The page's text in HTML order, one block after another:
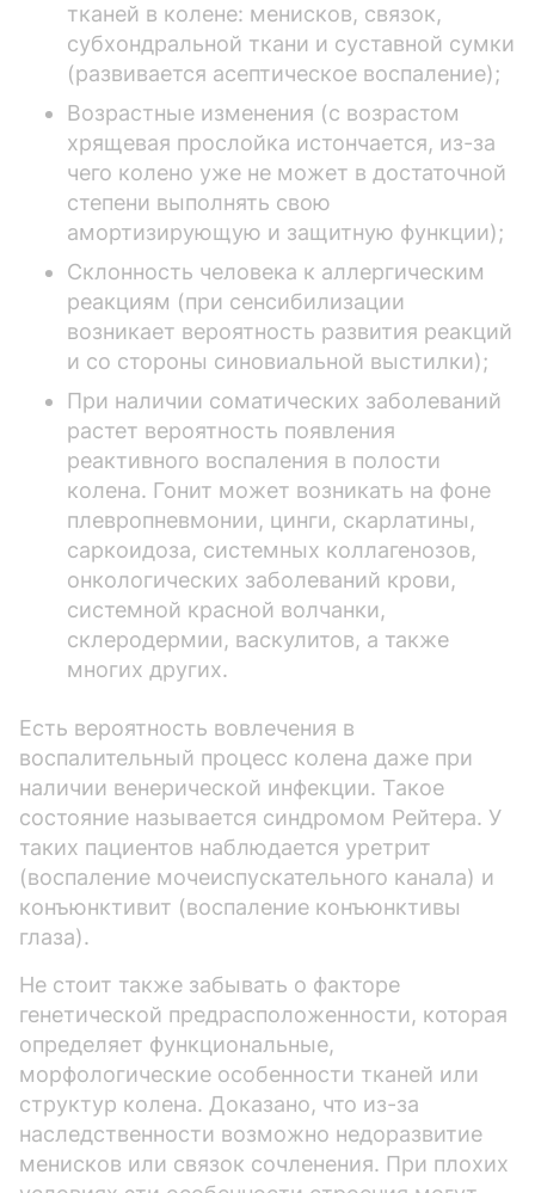
тканей в колене: менисков, связок,
субхондральной ткани и суставной сумки
(развивается асептическое воспаление);
Возрастные изменения (с возрастом
хрящевая прослойка истончается, из-за
чего колено уже не может в достаточной
степени выполнять свою
амортизирующую и защитную функции);
Склонность человека к аллергическим
реакциям (при сенсибилизации
возникает вероятность развития реакций
и со стороны синовиальной выстилки);
При наличии соматических заболеваний
растет вероятность появления
реактивного воспаления в полости
колена. Гонит может возникать на фоне
плевропневмонии, цинги, скарлатины,
саркоидоза, системных коллагенозов,
онкологических заболеваний крови,
системной красной волчанки,
склеродермии, васкулитов, а также
многих других.
Есть вероятность вовлечения в
воспалительный процесс колена даже при
наличии венерической инфекции. Такое
состояние называется синдромом Рейтера. У
таких пациентов наблюдается уретрит
(воспаление мочеиспускательного канала) и
конъюнктивит (воспаление конъюнктивы
глаза).
Не стоит также забывать о факторе
генетической предрасположенности, которая
определяет функциональные,
морфологические особенности тканей или
структур колена. Доказано, что из-за
наследственности возможно недоразвитие
менисков или связок сочленения. При плохих